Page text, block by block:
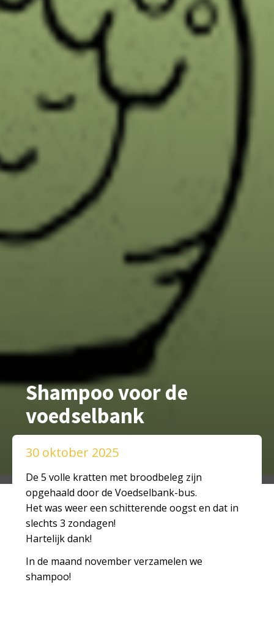
Shampoo voor de
voedselbank
30 oktober 2025
De 5 volle kratten met broodbeleg zijn
opgehaald door de Voedselbank-bus.
Het was weer een schitterende oogst en dat in
slechts 3 zondagen!
Hartelijk dank!
In de maand november verzamelen we
shampoo!